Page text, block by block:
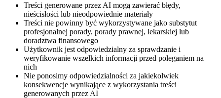
Treści generowane przez AI mogą zawierać błędy,
nieścisłości lub nieodpowiednie materiały
Treści nie powinny być wykorzystywane jako substytut
profesjonalnej porady, porady prawnej, lekarskiej lub
doradztwa finansowego
Użytkownik jest odpowiedzialny za sprawdzanie i
weryfikowanie wszelkich informacji przed poleganiem na
nich
Nie ponosimy odpowiedzialności za jakiekolwiek
konsekwencje wynikające z wykorzystania treści
generowanych przez AI